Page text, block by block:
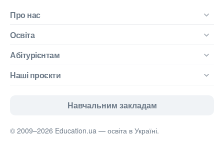
Про нас
Освіта
Абітурієнтам
Наші проєкти
Навчальним закладам
© 2009–2026 Education.ua — освіта в Україні.